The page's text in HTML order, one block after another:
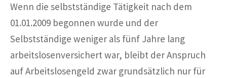
Wenn die selbstständige Tätigkeit nach dem
01.01.2009 begonnen wurde und der
Selbstständige weniger als fünf Jahre lang
arbeitslosenversichert war, bleibt der Anspruch
auf Arbeitslosengeld zwar grundsätzlich nur für